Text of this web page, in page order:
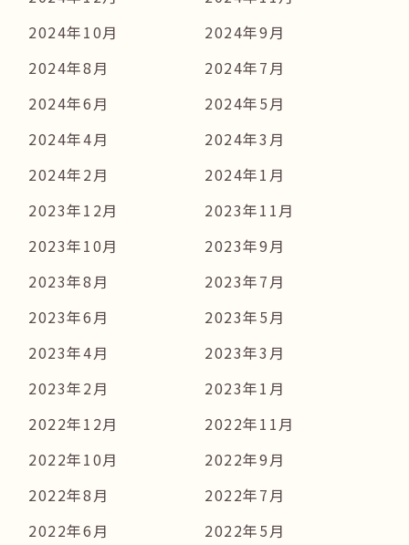
2024年10月
2024年9月
2024年8月
2024年7月
2024年6月
2024年5月
2024年4月
2024年3月
2024年2月
2024年1月
2023年12月
2023年11月
2023年10月
2023年9月
2023年8月
2023年7月
2023年6月
2023年5月
2023年4月
2023年3月
2023年2月
2023年1月
2022年12月
2022年11月
2022年10月
2022年9月
2022年8月
2022年7月
2022年6月
2022年5月